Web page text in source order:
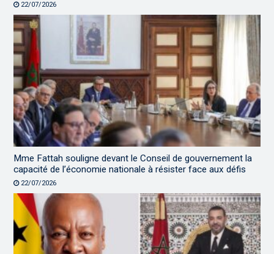
22/07/2026
Mme Fattah souligne devant le Conseil de gouvernement la
capacité de l’économie nationale à résister face aux défis
22/07/2026